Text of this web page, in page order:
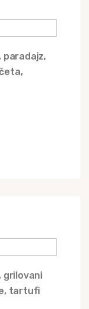
paradajz,
grilovani
tartufi